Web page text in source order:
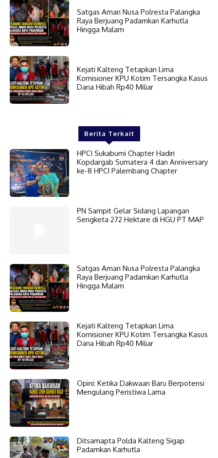
Satgas Aman Nusa Polresta Palangka
Raya Berjuang Padamkan Karhutla
Hingga Malam
Kejati Kalteng Tetapkan Lima
Komisioner KPU Kotim Tersangka Kasus
Dana Hibah Rp40 Miliar
Berita Terkait
HPCI Sukabumi Chapter Hadiri
Kopdargab Sumatera 4 dan Anniversary
ke-8 HPCI Palembang Chapter
PN Sampit Gelar Sidang Lapangan
Sengketa 272 Hektare di HGU PT MAP
Satgas Aman Nusa Polresta Palangka
Raya Berjuang Padamkan Karhutla
Hingga Malam
Kejati Kalteng Tetapkan Lima
Komisioner KPU Kotim Tersangka Kasus
Dana Hibah Rp40 Miliar
Opini: Ketika Dakwaan Baru Berpotensi
Mengulang Peristiwa Lama
Ditsamapta Polda Kalteng Sigap
Padamkan Karhutla